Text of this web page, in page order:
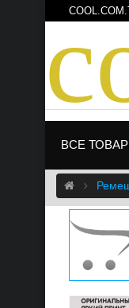
c
ВСЕ